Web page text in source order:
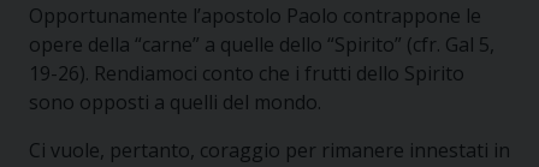
Opportunamente l’apostolo Paolo contrappone le
opere della “carne” a quelle dello “Spirito” (cfr. Gal 5,
19-26). Rendiamoci conto che i frutti dello Spirito
sono opposti a quelli del mondo.
Ci vuole, pertanto, coraggio per rimanere innestati in